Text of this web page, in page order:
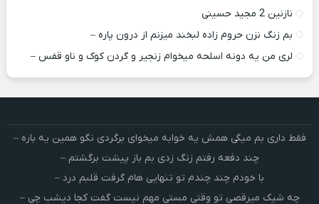
نازنین 2 مجید حسینی
بم زنگ نزن حروم زاده لبخند میزنم از درون پاره –
لری من یه دونه اسلحه میخوام زﻧﺠﻴﺮ و ﮔﺮدن ﻛﻮک و ﻧﺎو ﻗﻔﺲ –
فقط داری بم میگی همش یه خوابه میخوای برگردی نگو همین یه باره –
چند دفعه رفتم زنگ زدی بم باز پیشت برگشتم –
با خودم چند چندم تو تنهایی هام گرفت قلبم درد –
چه شیک میرقصی تو وقتی مستی مهم نیست گفت کجا دیشب چی –